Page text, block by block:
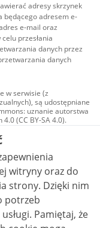
adresy skrzynek
będącego adresem e-
e-mail oraz
przesłania
danych przez
danych
w serwisie (z
są udostępniane
uznanie autorstwa
(CC BY-SA 4.0).
zdjęcia, materiały
na licencji typu
użycie
4.0 (CC BY-
inaczej.
witryny oraz do
Dzięki nim
potrzeb
że